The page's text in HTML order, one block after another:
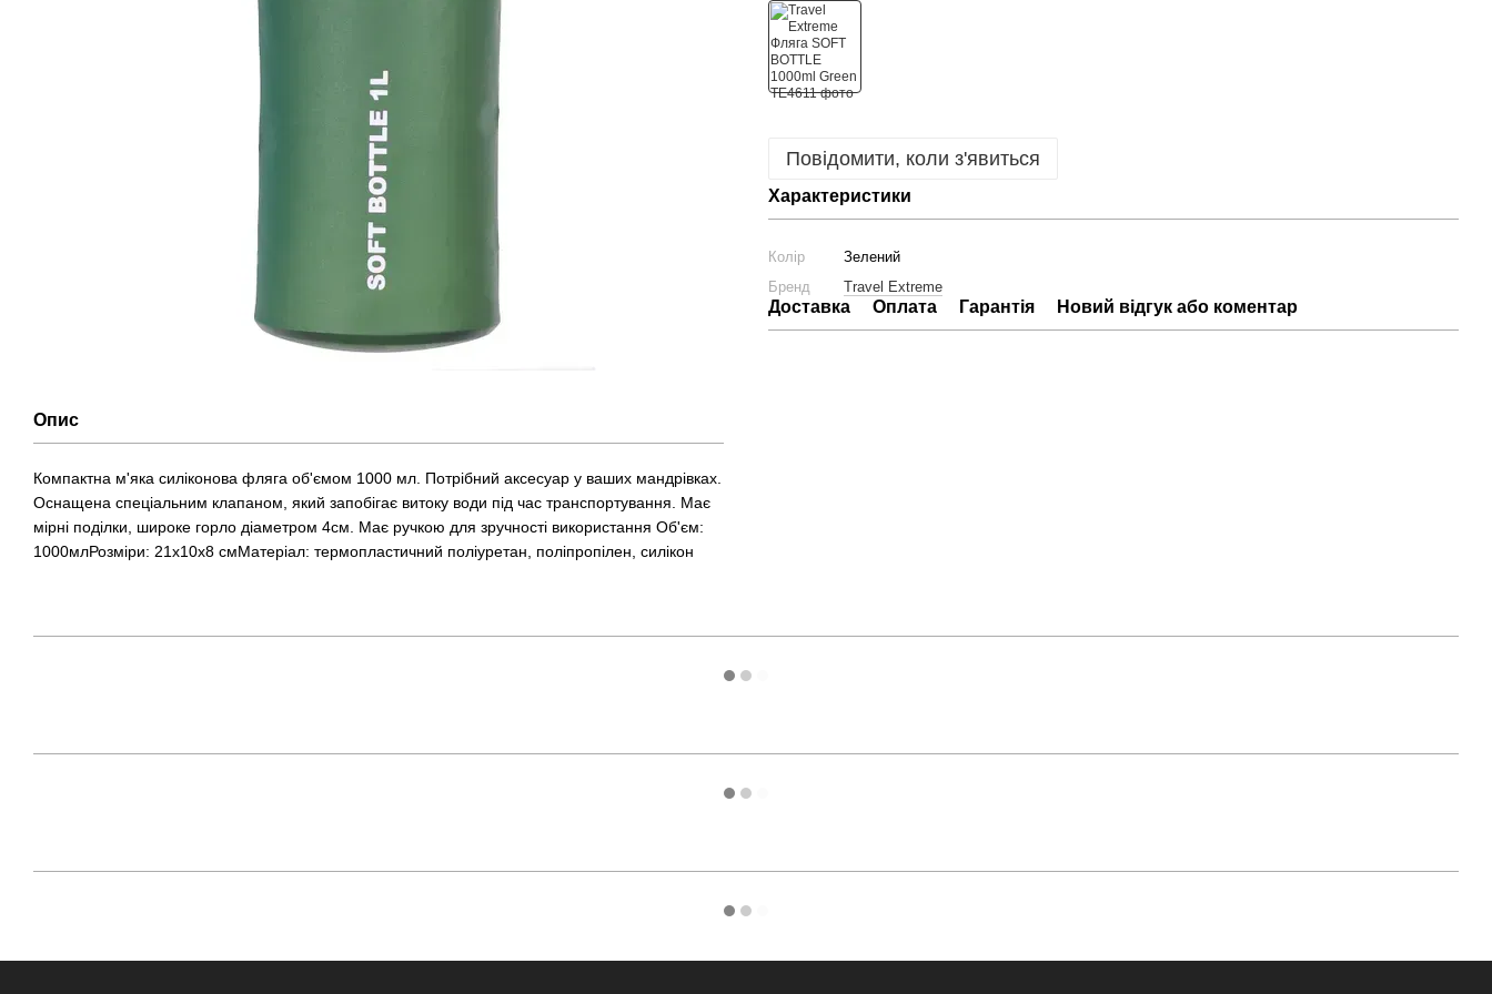
Опис
Компактна м'яка силіконова фляга об'ємом 1000 мл. Потрібний аксесуар у ваших мандрівках.
Оснащена спеціальним клапаном, який запобігає витоку води під час транспортування. Має
мірні поділки, широке горло діаметром 4см. Має ручкою для зручності використання Об'єм:
1000млРозміри: 21x10x8 смМатеріал: термопластичний поліуретан, поліпропілен, силікон
Повідомити, коли з'явиться
Характеристики
Колір
Зелений
Бренд
Travel Extreme
Доставка Оплата Гарантія Новий відгук або коментар